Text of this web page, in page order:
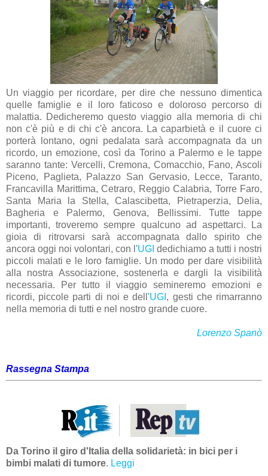
Un viaggio per ricordare, per dire che nessuno dimentica
quelle famiglie e il loro faticoso e doloroso percorso di
malattia. Dedicheremo questo viaggio alla memoria di chi
non c'è più e di chi c'è ancora. La caparbietà e il cuore ci
porterà lontano, ogni pedalata sarà accompagnata da un
ricordo, un emozione, così da Torino a Palermo e le tappe
saranno tante: Vercelli, Cremona, Comacchio, Fano, Ascoli
Piceno, Paglieta, Palazzo San Gervasio, Lecce, Taranto,
Francavilla Marittima, Cetraro, Reggio Calabria, Torre Faro,
Santa Maria la Stella, Calascibetta, Pietraperzia, Delia,
Bagheria e Palermo, Genova, Bellissimi. Tutte tappe
importanti, troveremo sempre qualcuno ad aspettarci. La
gioia di ritrovarsi sarà accompagnata dallo spirito che
ancora oggi noi volontari, con l'UGI dedichiamo a tutti i nostri
piccoli malati e le loro famiglie. Un modo per dare visibilità
alla nostra Associazione, sostenerla e dargli la visibilità
necessaria. Per tutto il viaggio semineremo emozioni e
ricordi, piccole parti di noi e dell'UGI , gesti che rimarranno
nella memoria di tutti e nel nostro grande cuore.
Lorenzo Spanò
Rassegna Stampa
Da Torino il giro d'Italia della solidarietà: in bici per i
bimbi malati di tumore. Leggi